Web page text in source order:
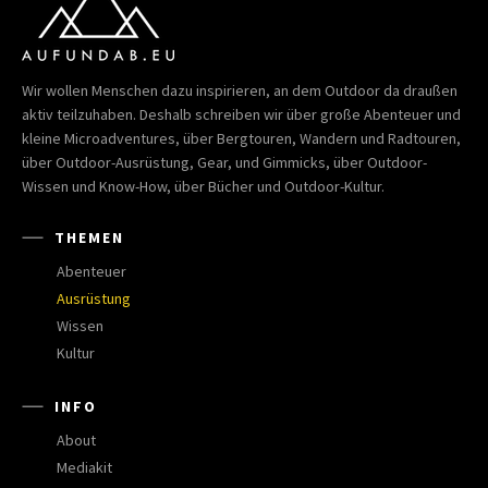
Wir wollen Menschen dazu inspirieren, an dem Outdoor da draußen
aktiv teilzuhaben. Deshalb schreiben wir über große Abenteuer und
kleine Microadventures, über Bergtouren, Wandern und Radtouren,
über Outdoor-Ausrüstung, Gear, und Gimmicks, über Outdoor-
Wissen und Know-How, über Bücher und Outdoor-Kultur.
THEMEN
Abenteuer
Ausrüstung
Wissen
Kultur
INFO
About
Mediakit